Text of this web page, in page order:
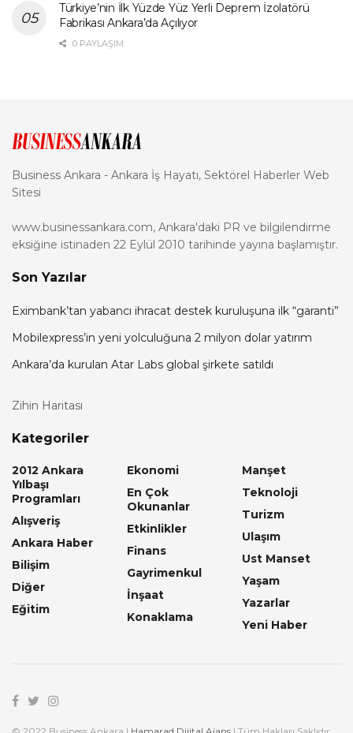
Türkiye’nin İlk Yüzde Yüz Yerli Deprem İzolatörü
Fabrikası Ankara’da Açılıyor
0 PAYLAŞIM
Business Ankara - Ankara İş Hayatı, Sektörel Haberler Web
Sitesi
www.businessankara.com, Ankara'daki PR ve bilgilendirme
eksiğine istinaden 22 Eylül 2010 tarihinde yayına başlamıştır.
Son Yazılar
Eximbank’tan yabancı ihracat destek kuruluşuna ilk “garanti”
Mobilexpress’in yeni yolculuğuna 2 milyon dolar yatırım
Ankara’da kurulan Atar Labs global şirkete satıldı
Zihin Haritası
Kategoriler
2012 Ankara
Yılbaşı
Programları
Alışveriş
Ankara Haber
Bilişim
Diğer
Eğitim
Ekonomi
En Çok
Okunanlar
Etkinlikler
Finans
Gayrimenkul
İnşaat
Konaklama
Manşet
Teknoloji
Turizm
Ulaşım
Ust Manset
Yaşam
Yazarlar
Yeni Haber
© 2022 Business Ankara | Hamarad Dijital Ajans | Tüm Hakları Saklıdır.